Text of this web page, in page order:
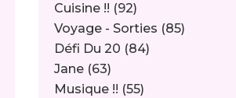
Cuisine !! (92)
Voyage - Sorties (85)
Défi Du 20 (84)
Jane (63)
Musique !! (55)